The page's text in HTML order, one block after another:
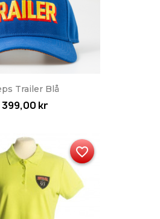
Trailer Blå
399,00 kr
favorite_border